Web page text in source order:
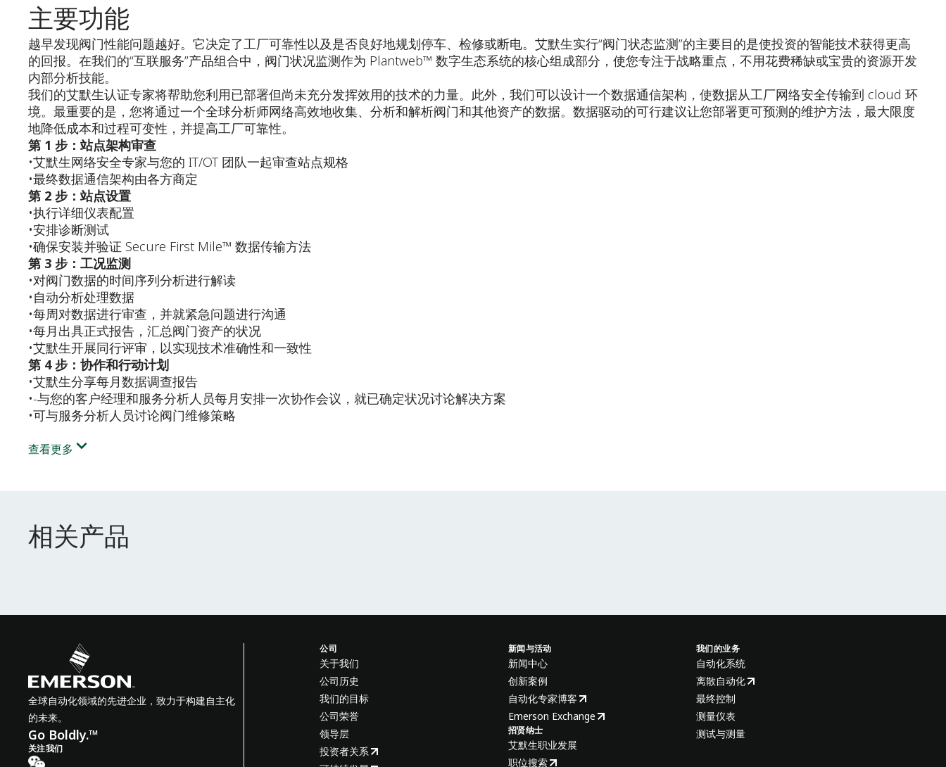
主要功能
越早发现阀门性能问题越好。它决定了工厂可靠性以及是否良好地规划停车、检修或断电。艾默生实行“阀门状态监测”的主要目的是使投资的智能技术获得更高
的回报。在我们的“互联服务”产品组合中，阀门状况监测作为 Plantweb™ 数字生态系统的核心组成部分，使您专注于战略重点，不用花费稀缺或宝贵的资源开发
内部分析技能。
我们的艾默生认证专家将帮助您利用已部署但尚未充分发挥效用的技术的力量。此外，我们可以设计一个数据通信架构，使数据从工厂网络安全传输到 cloud 环
境。最重要的是，您将通过一个全球分析师网络高效地收集、分析和解析阀门和其他资产的数据。数据驱动的可行建议让您部署更可预测的维护方法，最大限度
地降低成本和过程可变性，并提高工厂可靠性。
第 1 步：站点架构审查
•艾默生网络安全专家与您的 IT/OT 团队一起审查站点规格
•最终数据通信架构由各方商定
第 2 步：站点设置
•执行详细仪表配置
•安排诊断测试
•确保安装并验证 Secure First Mile™ 数据传输方法
第 3 步：工况监测
•对阀门数据的时间序列分析进行解读
•自动分析处理数据
•每周对数据进行审查，并就紧急问题进行沟通
•每月出具正式报告，汇总阀门资产的状况
•艾默生开展同行评审，以实现技术准确性和一致性
第 4 步：协作和行动计划
•艾默生分享每月数据调查报告
•-与您的客户经理和服务分析人员每月安排一次协作会议，就已确定状况讨论解决方案
•可与服务分析人员讨论阀门维修策略
查看更多
相关产品
相关产品
全球自动化领域的先进企业，致力于构建自主化
的未来。
Go Boldly.™
关注我们
公司
关于我们
公司历史
我们的目标
公司荣誉
领导层
投资者关系
新闻与活动
新闻中心
创新案例
自动化专家博客
Emerson Exchange
招贤纳士
艾默生职业发展
职位搜索
我们的业务
自动化系统
离散自动化
最终控制
测量仪表
测试与测量